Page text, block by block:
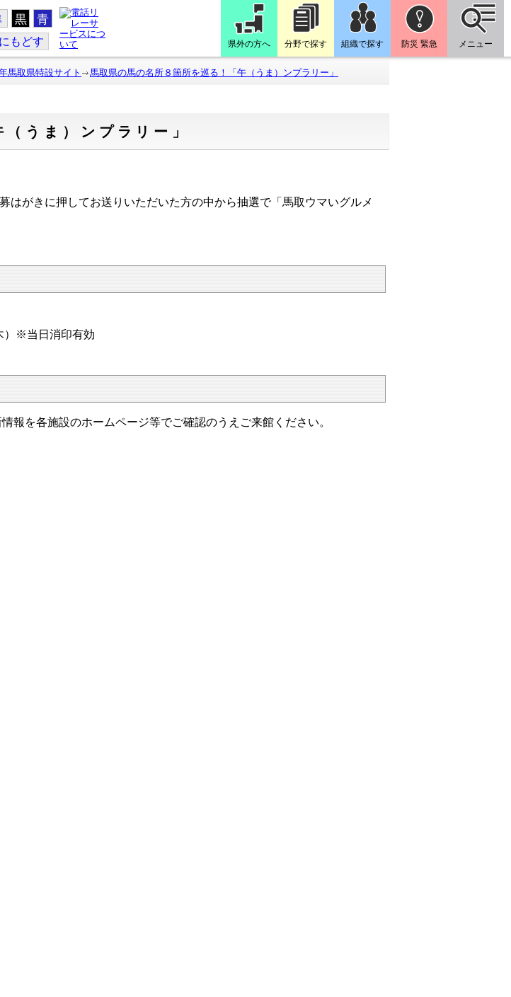
黒 青
にもどす 県外の方へ 分野で探す 組織で探す 防災 緊急 メニュー
馬取県特設サイト 馬取県の馬の名所８箇所を巡る！「午（うま）ンプラリー」
うま）ンプラリー」
がきに押してお送りいただいた方の中から抽選で「馬取ウマいグルメ
）※当日消印有効
を各施設のホームページ等でご確認のうえご来館ください。